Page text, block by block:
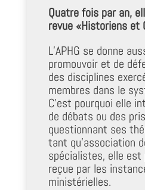
Quatre fois par an,
revue «Historiens et
L’APHG se donne
promouvoir et de
des disciplines
membres dans le
C’est pourquoi elle
de débats ou des
questionnant ses
tant qu’association
spécialistes, elle est
reçue par les
ministérielles.